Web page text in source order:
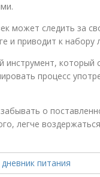
может следить за
и приводит к набору
который
процесс
о
легче